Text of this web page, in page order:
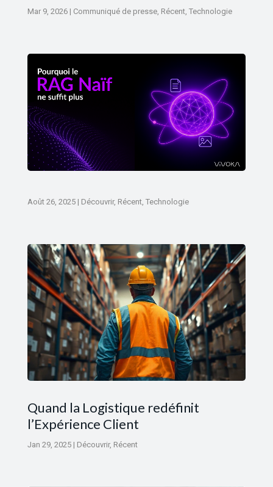
Mar 9, 2026| Communiqué de presse, Récent, Technologie
Août 26, 2025| Découvrir, Récent, Technologie
Quand la Logistique redéfinit
l’Expérience Client
Jan 29, 2025| Découvrir, Récent